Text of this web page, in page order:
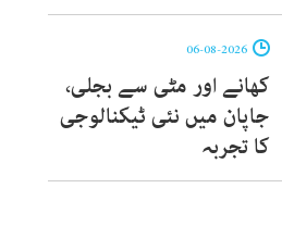
کھانے اور مٹی سے بجلی،
جاپان میں نئی ٹیکنالوجی
کا تجربہ